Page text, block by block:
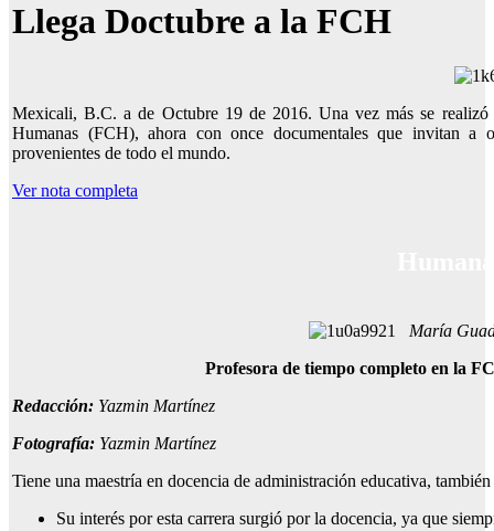
Llega Doctubre a la FCH
Mexicali, B.C. a de Octubre 19 de 2016. Una vez más se
Humanas (FCH), ahora con once documentales que invitan a
provenientes de todo el mundo.
Ver nota completa
María
Profesora de tiempo completo en la
Redacción: Yazmin Martínez
Fotografía: Yazmin Martínez
Tiene una maestría en docencia de administración educativa,
Su interés por esta carrera surgió por la docencia, ya que